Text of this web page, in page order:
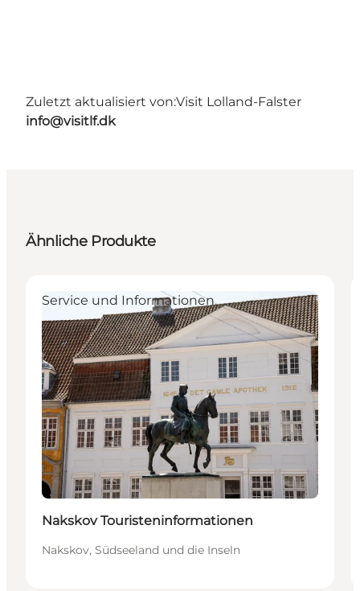
Zuletzt aktualisiert von:Visit Lolland-Falster
info@visitlf.dk
Ähnliche Produkte
Service und Informationen
Nakskov Touristeninformationen
Nakskov, Südseeland und die Inseln